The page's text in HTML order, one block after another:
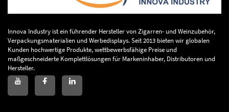
Innova Industry ist ein führender Hersteller von Zigarren- und Weinzubehör,
Verpackungsmaterialien und Werbedisplays. Seit 2013 bieten wir globalen
Kunden hochwertige Produkte, wettbewerbsfähige Preise und
maßgeschneiderte Komplettlösungen für Markeninhaber, Distributoren und
Hersteller.